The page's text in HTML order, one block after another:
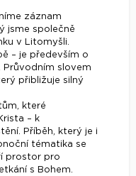
záznam
jsme společně
v Litomyšli.
– je především o
Průvodním slovem
přibližuje silný
které
– k
Příběh, který je i
tématika se
prostor pro
s Bohem.